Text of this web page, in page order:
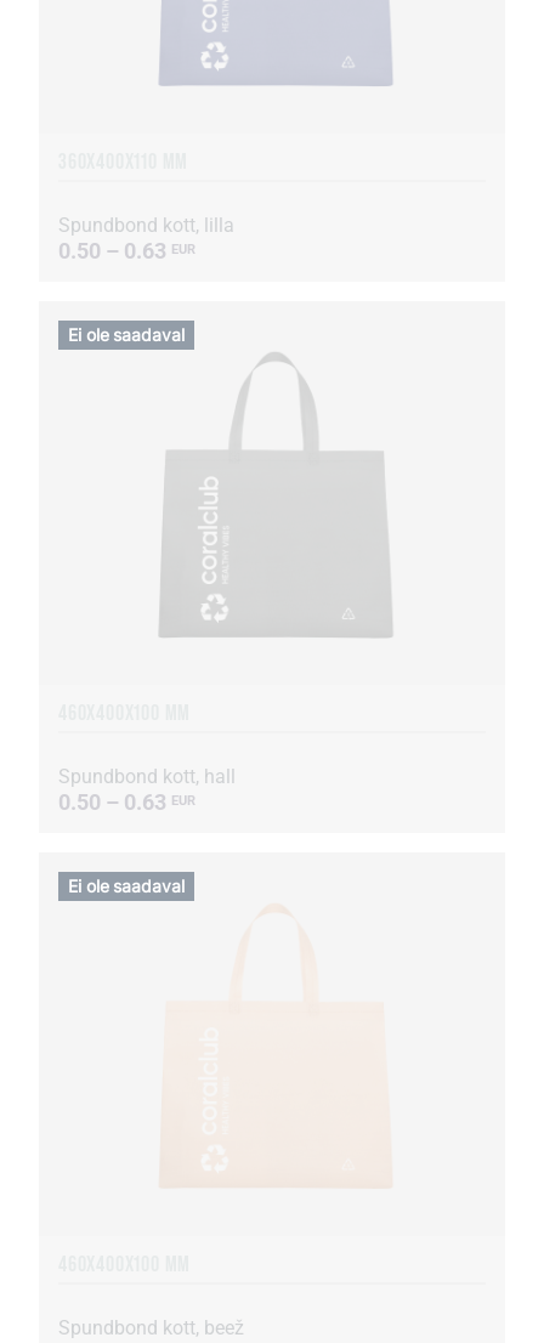
Spundbond kott, lilla
0.50 – 0.63 EUR
Spundbond kott, hall
0.50 – 0.63 EUR
Ei ole saadaval
Spundbond kott, beež
Ei ole saadaval